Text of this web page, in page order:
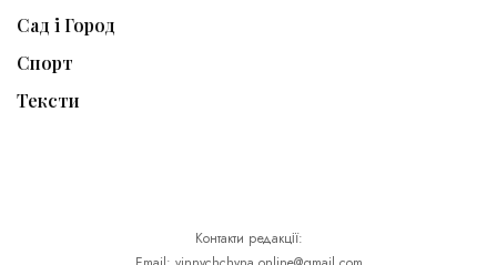
Сад і Город
Спорт
Тексти
Контакти редакції: